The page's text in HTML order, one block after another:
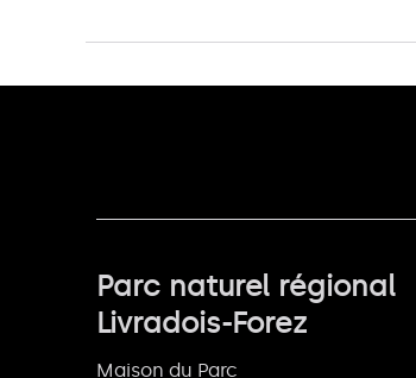
Parc naturel régional
Livradois-Forez
Maison du Parc